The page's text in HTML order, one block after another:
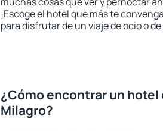
¡Escoge el hotel que más te
para disfrutar de un viaje de ocio o
¿Cómo encontrar un hotel
Milagro?